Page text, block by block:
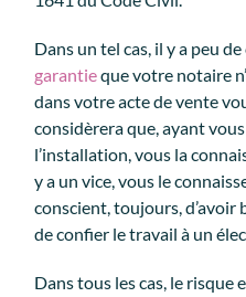
Dans un tel cas, il y a peu
garantieque votre notaire
dans votre acte de vente
considèrera que, ayant
l’installation, vous la
y a un vice, vous le
conscient, toujours,
de confier le travail à un
Dans tous les cas, le risque